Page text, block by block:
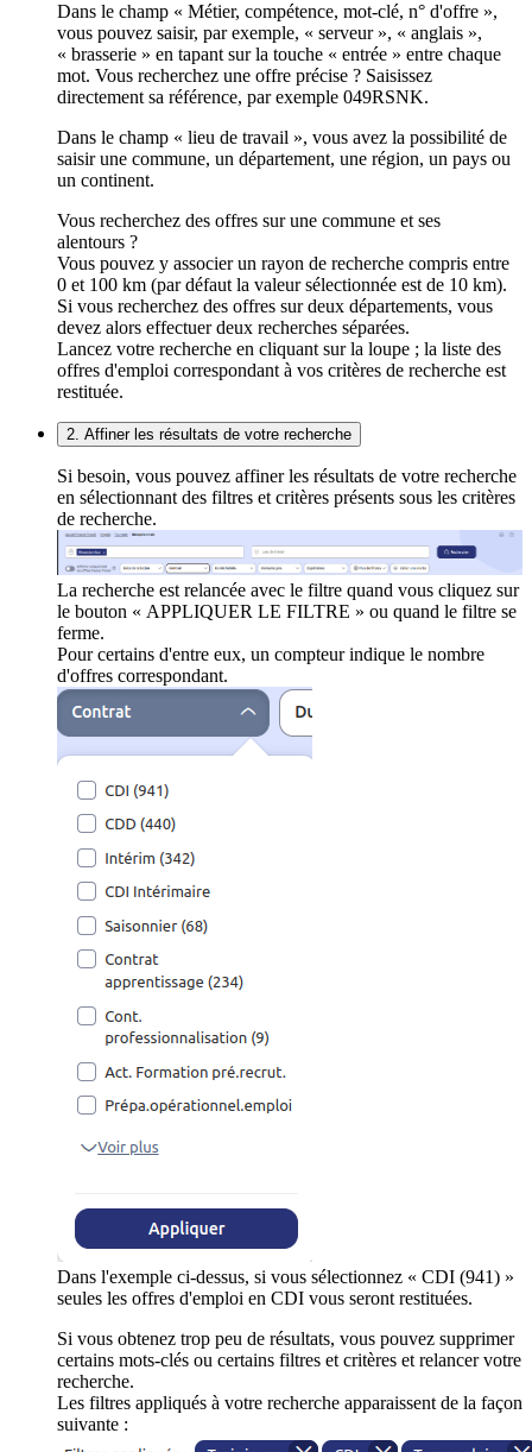
Dans le champ « Métier, compétence, mot-clé, n° d'offre »,
vous pouvez saisir, par exemple, « serveur », « anglais »,
« brasserie » en tapant sur la touche « entrée » entre chaque
mot. Vous recherchez une offre précise ? Saisissez
directement sa référence, par exemple 049RSNK.
Dans le champ « lieu de travail », vous avez la possibilité de
saisir une commune, un département, une région, un pays ou
un continent.
Vous recherchez des offres sur une commune et ses
alentours ?
Vous pouvez y associer un rayon de recherche compris entre
0 et 100 km (par défaut la valeur sélectionnée est de 10 km).
Si vous recherchez des offres sur deux départements, vous
devez alors effectuer deux recherches séparées.
Lancez votre recherche en cliquant sur la loupe ; la liste des
offres d'emploi correspondant à vos critères de recherche est
restituée.
2. Affiner les résultats de votre recherche
Si besoin, vous pouvez affiner les résultats de votre recherche
en sélectionnant des filtres et critères présents sous les critères
de recherche.
La recherche est relancée avec le filtre quand vous cliquez sur
le bouton « APPLIQUER LE FILTRE » ou quand le filtre se
ferme.
Pour certains d'entre eux, un compteur indique le nombre
d'offres correspondant.
Dans l'exemple ci-dessus, si vous sélectionnez « CDI (941) »
seules les offres d'emploi en CDI vous seront restituées.
Si vous obtenez trop peu de résultats, vous pouvez supprimer
certains mots-clés ou certains filtres et critères et relancer votre
recherche.
Les filtres appliqués à votre recherche apparaissent de la façon
suivante :